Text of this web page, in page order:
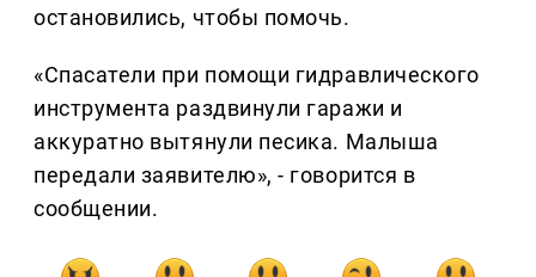
остановились, чтобы помочь.
«Спасатели при помощи гидравлического
инструмента раздвинули гаражи и
аккуратно вытянули песика. Малыша
передали заявителю», - говорится в
сообщении.